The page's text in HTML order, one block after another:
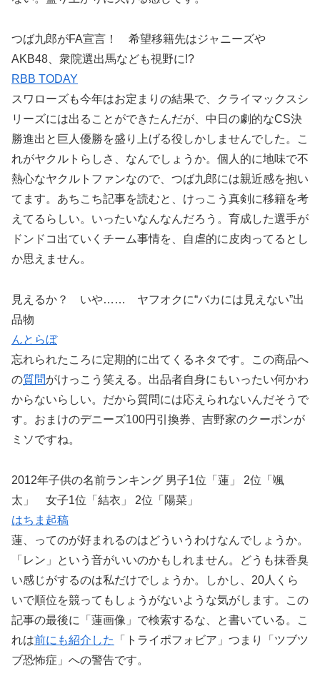
つば九郎がFA宣言！ 希望移籍先はジャニーズや
AKB48、衆院選出馬なども視野に!?
RBB TODAY
スワローズも今年はお定まりの結果で、クライマックスシ
リーズには出ることができたんだが、中日の劇的なCS決
勝進出と巨人優勝を盛り上げる役しかしませんでした。こ
れがヤクルトらしさ、なんでしょうか。個人的に地味で不
熱心なヤクルトファンなので、つば九郎には親近感を抱い
てます。あちこち記事を読むと、けっこう真剣に移籍を考
えてるらしい。いったいなんなんだろう。育成した選手が
ドンドコ出ていくチーム事情を、自虐的に皮肉ってるとし
か思えません。
見えるか？ いや…… ヤフオクに“バカには見えない”出
品物
んとらぼ
忘れられたころに定期的に出てくるネタです。この商品へ
の質問がけっこう笑える。出品者自身にもいったい何かわ
からないらしい。だから質問には応えられないんだそうで
す。おまけのデニーズ100円引換券、吉野家のクーポンが
ミソですね。
2012年子供の名前ランキング 男子1位「蓮」 2位「颯
太」 女子1位「結衣」 2位「陽菜」
はちま起稿
蓮、ってのが好まれるのはどういうわけなんでしょうか。
「レン」という音がいいのかもしれません。どうも抹香臭
い感じがするのは私だけでしょうか。しかし、20人くら
いで順位を競ってもしょうがないような気がします。この
記事の最後に「蓮画像」で検索するな、と書いている。こ
れは前にも紹介した
「トライポフォビア」つまり「ツブツ
ブ恐怖症」への警告です。